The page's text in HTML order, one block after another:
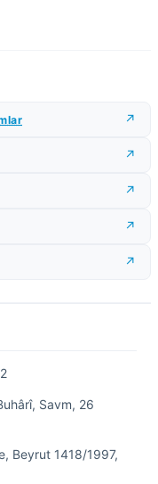
Savm, 26
Beyrut 1418/1997,